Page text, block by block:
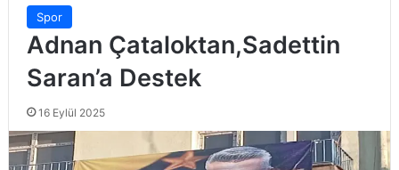
Spor
Adnan Çataloktan,Sadettin
Saran’a Destek
16 Eylül 2025